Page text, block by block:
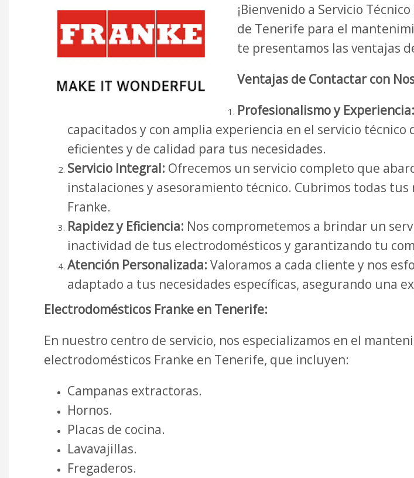
¡Bienvenido a Servicio
de Tenerife para el
te presentamos las ventajas
Ventajas de Contactar con
Profesionalismo y Experiencia:
capacitados y con amplia experiencia en el servicio
eficientes y de calidad para tus necesidades.
Servicio Integral: Ofrecemos un servicio completo que
instalaciones y asesoramiento técnico. Cubrimos todas
Franke.
Rapidez y Eficiencia: Nos comprometemos a brindar un
inactividad de tus electrodomésticos y garantizando tu
Atención Personalizada: Valoramos a cada cliente y nos
adaptado a tus necesidades específicas, asegurando una
Electrodomésticos Franke en Tenerife:
En nuestro centro de servicio, nos especializamos en el
electrodomésticos Franke en Tenerife, que incluyen:
Campanas extractoras.
Hornos.
Placas de cocina.
Lavavajillas.
Fregaderos.